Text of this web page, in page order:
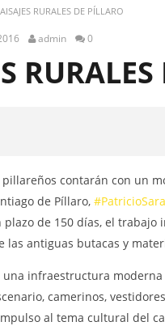
RURALES DE PÍLLARO
admin 0
Píllaro
El
CANTÓN
convoca
de
PARA LA
DE LA
pillareños contarán con un
de Píllaro, ‪#‎
plazo de 150 días, el trabajo
las antiguas butacas y
una infraestructura
camerinos,
al tema cultural del